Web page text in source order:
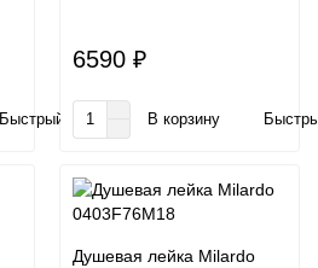
Быстрый заказ
6590 ₽
В корзину
Душевая лейка Milardo